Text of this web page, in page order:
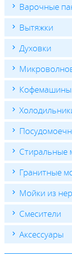
Варочные
Вытяжки
Духовки
Кофемашины
Стиральные
Гранитные
Мойки из
Смесители
Аксессуары